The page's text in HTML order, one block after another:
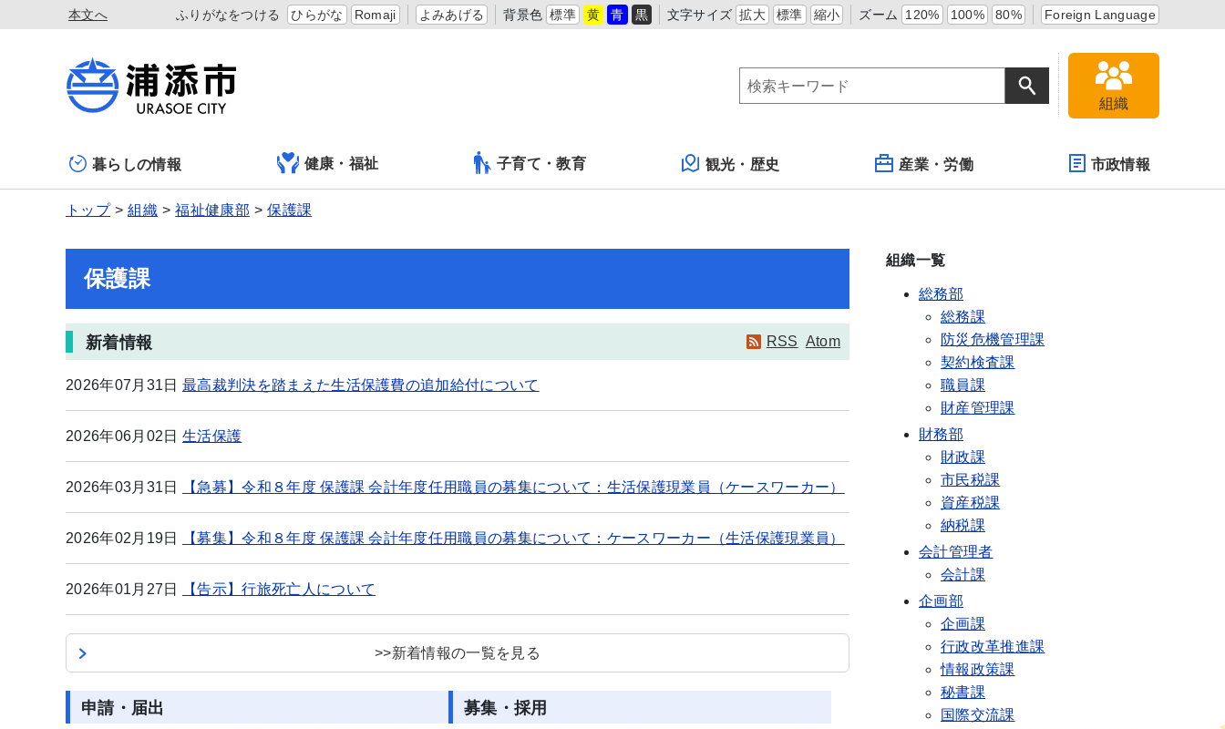
本文へ ふりがなをつける ひらがな Romaji よみあげる 背景色 標準 黄 青 黒 文字サイズ 拡大 標準 縮小 ズーム 120% 100% 80% Foreign Language
組織
暮らしの情報 健康・福祉 子育て・教育 観光・歴史 産業・労働 市政情報
トップ 組織 福祉健康部 保護課
保護課
RSS Atom
新着情報
2026年07月31日 最高裁判決を踏まえた生活保護費の追加給付について
2026年06月02日 生活保護
2026年03月31日 【急募】令和８年度 保護課 会計年度任用職員の募集について：生活保護現業員（ケースワーカー）
2026年02月19日 【募集】令和８年度 保護課 会計年度任用職員の募集について：ケースワーカー（生活保護現業員）
2026年01月27日 【告示】行旅死亡人について
>>新着情報の一覧を見る
申請・届出 募集・採用
組織一覧
総務部
総務課
防災危機管理課
契約検査課
職員課
財産管理課
財務部
財政課
市民税課
資産税課
納税課
会計管理者
会計課
企画部
企画課
行政改革推進課
情報政策課
秘書課
国際交流課